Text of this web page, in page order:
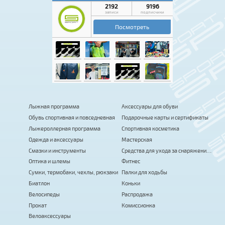
Лыжная программа
Обувь спортивная и повседневная
Лыжероллерная программа
Одежда и аксессуары
Смазки и инструменты
Оптика и шлемы
Сумки, термобаки, чехлы, рюкзаки
Биатлон
Велосипеды
Прокат
Велоаксессуары
Аксессуары для обуви
Подарочные карты и сертификаты
Спортивная косметика
Мастерская
Средства для ухода за снаряжением
Фитнес
Палки для ходьбы
Коньки
Распродажа
Комиссионка